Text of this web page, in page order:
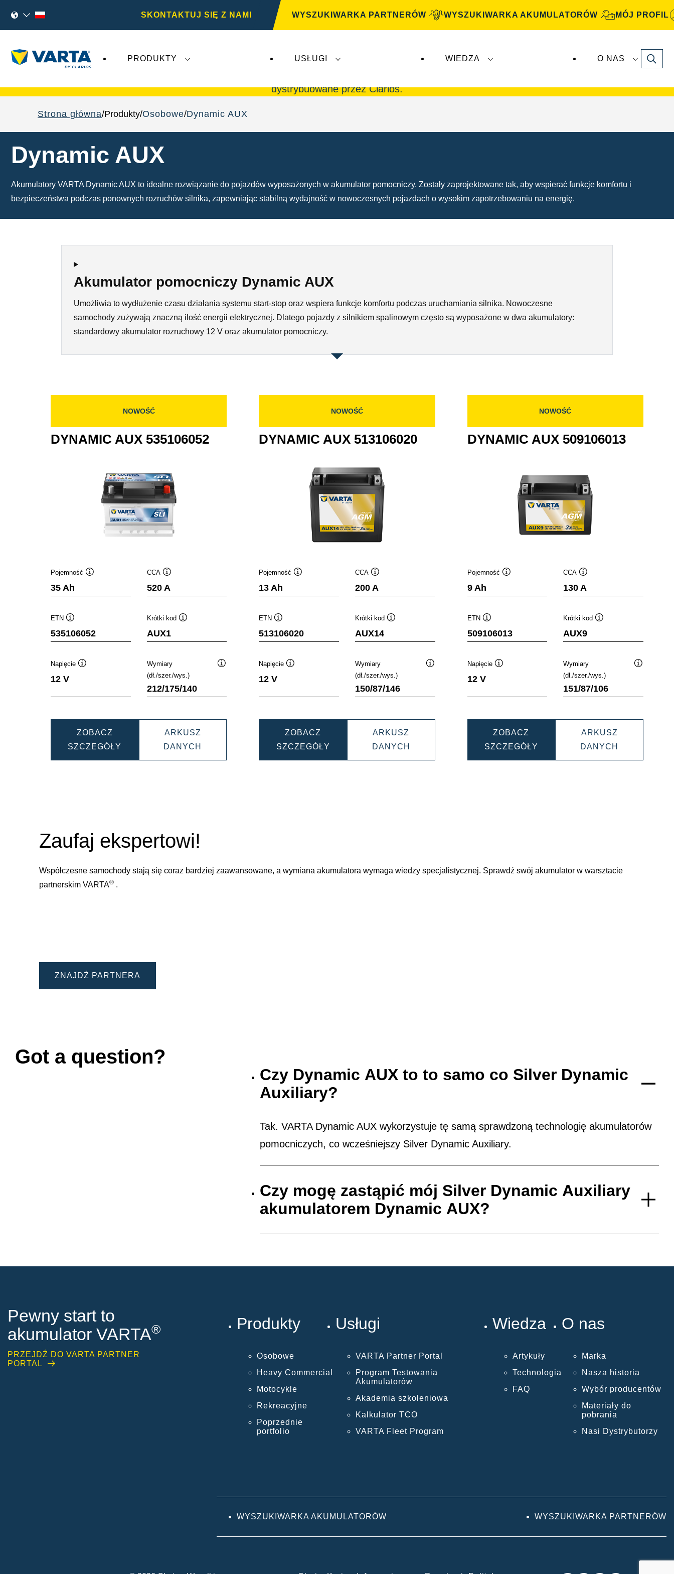
SKONTAKTUJ SIĘ Z NAMI WYSZUKIWARKA PARTNERÓW WYSZUKIWARKA AKUMULATORÓW MÓJ PROFIL
PRODUKTY USŁUGI WIEDZA O NAS Search
dystrybuowane przez Clarios.
Strona główna Produkty Osobowe Dynamic AUX
Dynamic AUX
Akumulatory VARTA Dynamic AUX to idealne rozwiązanie do pojazdów wyposażonych w akumulator pomocniczy. Zostały zaprojektowane tak, aby wspierać funkcje komfortu i
bezpieczeństwa podczas ponownych rozruchów silnika, zapewniając stabilną wydajność w nowoczesnych pojazdach o wysokim zapotrzebowaniu na energię.
Akumulator pomocniczy Dynamic AUX
Umożliwia to wydłużenie czasu działania systemu start-stop oraz wspiera funkcje komfortu podczas uruchamiania silnika. Nowoczesne
samochody zużywają znaczną ilość energii elektrycznej. Dlatego pojazdy z silnikiem spalinowym często są wyposażone w dwa akumulatory:
standardowy akumulator rozruchowy 12 V oraz akumulator pomocniczy.
NOWOŚĆ
DYNAMIC AUX 535106052
Pojemność
35 Ah
CCA
520 A
ETN
535106052
Krótki kod
AUX1
Napięcie
12 V
Wymiary
(dł./szer./wys.)
212/175/140
ZOBACZ
SZCZEGÓŁY
AUX
ARKUSZ
DANYCH
AUX
NOWOŚĆ
DYNAMIC AUX 513106020
Pojemność
13 Ah
CCA
200 A
ETN
513106020
Krótki kod
AUX14
Napięcie
12 V
Wymiary
(dł./szer./wys.)
150/87/146
ZOBACZ
SZCZEGÓŁY
AUX
ARKUSZ
DANYCH
AUX
NOWOŚĆ
DYNAMIC AUX 509106013
Pojemność
9 Ah
CCA
130 A
ETN
509106013
Krótki kod
AUX9
Napięcie
12 V
Wymiary
(dł./szer./wys.)
151/87/106
ZOBACZ
SZCZEGÓŁY
AUX
ARKUSZ
DANYCH
AUX
Zaufaj ekspertowi!
Współczesne samochody stają się coraz bardziej zaawansowane, a wymiana akumulatora wymaga wiedzy specjalistycznej. Sprawdź swój akumulator w warsztacie
partnerskim VARTA® .
ZNAJDŹ PARTNERA
Got a question?
Czy Dynamic AUX to to samo co Silver Dynamic
Auxiliary?
Tak. VARTA Dynamic AUX wykorzystuje tę samą sprawdzoną technologię akumulatorów
pomocniczych, co wcześniejszy Silver Dynamic Auxiliary.
Czy mogę zastąpić mój Silver Dynamic Auxiliary
akumulatorem Dynamic AUX?
Pewny start to
akumulator VARTA®
PRZEJDŹ DO VARTA PARTNER
PORTAL
Produkty
Osobowe
Heavy Commercial
Motocykle
Rekreacyjne
Poprzednie
portfolio
Usługi
VARTA Partner Portal
Program Testowania
Akumulatorów
Akademia szkoleniowa
Kalkulator TCO
VARTA Fleet Program
Wiedza
Artykuły
Technologia
FAQ
O nas
Marka
Nasza historia
Wybór producentów
Materiały do
pobrania
Nasi Dystrybutorzy
WYSZUKIWARKA AKUMULATORÓW WYSZUKIWARKA PARTNERÓW